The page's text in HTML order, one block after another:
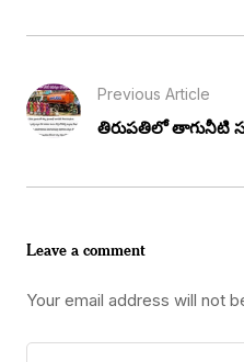
Previous Article
తిరుపతిలో తాగునీటి
Leave a comment
Your email address will not